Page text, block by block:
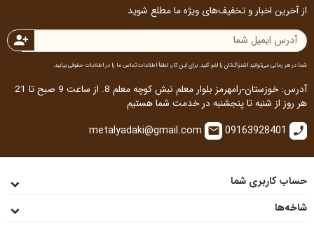
از آخرین اخبار و تخفیف‌های ویژه ما مطلع شوید
person_add
شما در هر زمانی می‌توانید اشتراک‌تان را لغو کنید. برای این کار، لطفاً اطلاعات تماس ما را در اطلاعات حقوقی بیابید.
آدرس: خوزستان-رامهرمز بلوار معلم نبش کوچه معلم 8. از ساعت 9 صبح تا 21
هر روز از شنبه تا پنجشنبه در خدمت شما هستیم
call
09163928401
email
حساب کاربری شما
شاخه‌ها